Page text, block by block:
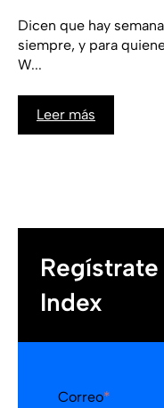
Dicen que hay
siempre, y para
W...
Leer más
Index
Correo*